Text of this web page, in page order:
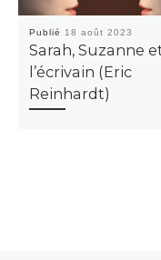
Publié 18 août 2023
Sarah, Suzanne
l’écrivain (Eric
Reinhardt)